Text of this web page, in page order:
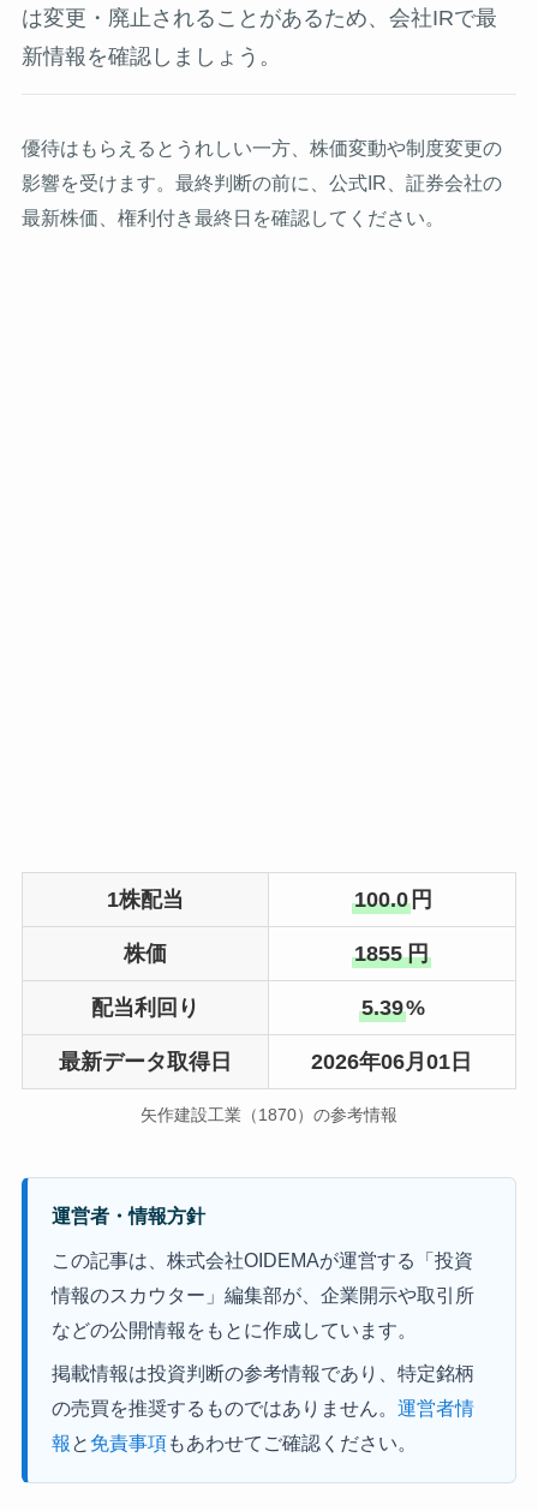
は変更・廃止されることがあるため、会社IRで最
新情報を確認しましょう。
優待はもらえるとうれしい一方、株価変動や制度変更の
影響を受けます。最終判断の前に、公式IR、証券会社の
最新株価、権利付き最終日を確認してください。
1株配当 100.0円
株価 1855 円
配当利回り 5.39%
最新データ取得日 2026年06月01日
矢作建設工業（1870）の参考情報
運営者・情報方針
この記事は、株式会社OIDEMAが運営する「投資
情報のスカウター」編集部が、企業開示や取引所
などの公開情報をもとに作成しています。
掲載情報は投資判断の参考情報であり、特定銘柄
の売買を推奨するものではありません。運営者情
報 と 免責事項もあわせてご確認ください。